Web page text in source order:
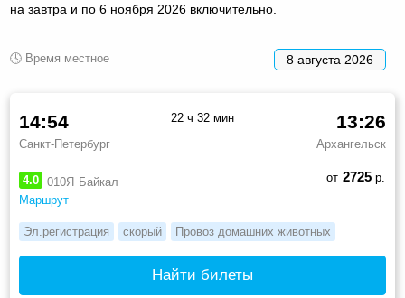
на завтра и по 6 ноября 2026 включительно.
🕓 Время местное 8 августа 2026
4.0 010Я Байкал
Маршрут
14:54
Санкт-Петербург
13:26
Архангельск
22 ч 32 мин
от 2725р.
Эл.регистрация скорый Провоз домашних животных
Найти билеты